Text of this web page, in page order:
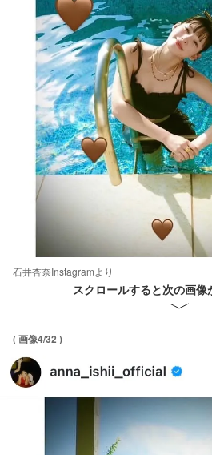
石井杏奈Instagramより
スクロールすると次の画
( 画像4/32 )